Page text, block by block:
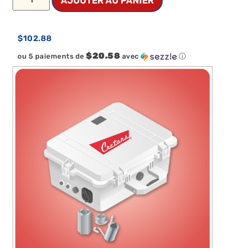
$102.88
ou 5 paiements de $20.58 avec ⓘ